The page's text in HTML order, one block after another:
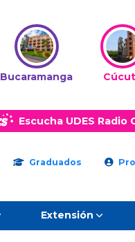
Bucaramanga
Escucha UDES Radio
Graduados
Extensión